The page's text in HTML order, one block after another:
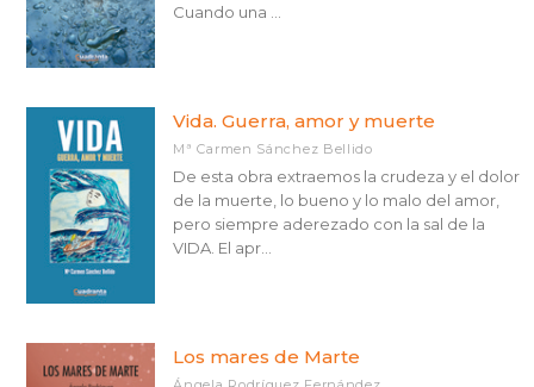
Cuando una ...
Vida. Guerra, amor y muerte
Mª Carmen Sánchez Bellido
De esta obra extraemos la crudeza y el dolor
de la muerte, lo bueno y lo malo del amor,
pero siempre aderezado con la sal de la
VIDA. El apr...
Los mares de Marte